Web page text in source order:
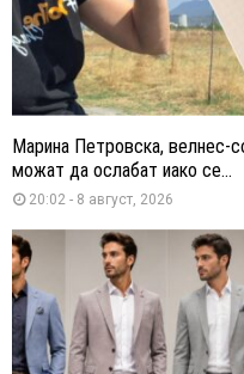
Марина Петровска, велнес-
можат да ослабат иако се...
20:02 - 8 август, 2026